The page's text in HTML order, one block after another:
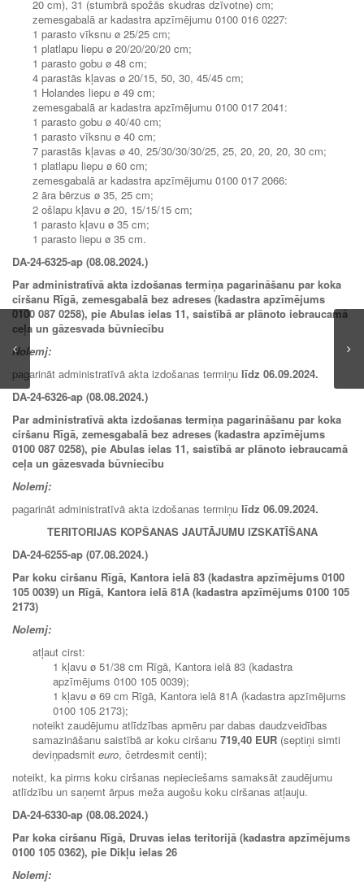
20 cm), 31 (stumbrā spožās skudras dzīvotne) cm;
zemesgabalā ar kadastra apzīmējumu 0100 016 0227:
1 parasto vīksnu ø 25/25 cm;
1 platlapu liepu ø 20/20/20/20 cm;
1 parasto gobu ø 48 cm;
4 parastās kļavas ø 20/15, 50, 30, 45/45 cm;
1 Holandes liepu ø 49 cm;
zemesgabalā ar kadastra apzīmējumu 0100 017 2041:
1 parasto gobu ø 40/40 cm;
1 parasto vīksnu ø 40 cm;
7 parastās kļavas ø 40, 25/30/30/30/25, 25, 20, 20, 20, 30 cm;
1 platlapu liepu ø 60 cm;
zemesgabalā ar kadastra apzīmējumu 0100 017 2066:
2 āra bērzus ø 35, 25 cm;
2 ošlapu kļavu ø 20, 15/15/15 cm;
1 parasto kļavu ø 35 cm;
1 parasto liepu ø 35 cm.
DA-24-6325-ap (08.08.2024.)
Par administratīvā akta izdošanas termiņa pagarināšanu par koka
ciršanu Rīgā, zemesgabalā bez adreses (kadastra apzīmējums
0100 087 0258), pie Abulas ielas 11, saistībā ar plānoto iebraucamā
ceļa un gāzesvada būvniecību
Nolemj:
pagarināt administratīvā akta izdošanas termiņu līdz 06.09.2024.
DA-24-6326-ap (08.08.2024.)
Par administratīvā akta izdošanas termiņa pagarināšanu par koka
ciršanu Rīgā, zemesgabalā bez adreses (kadastra apzīmējums
0100 087 0258), pie Abulas ielas 11, saistībā ar plānoto iebraucamā
ceļa un gāzesvada būvniecību
Nolemj:
pagarināt administratīvā akta izdošanas termiņu līdz 06.09.2024.
TERITORIJAS KOPŠANAS JAUTĀJUMU IZSKATĪŠANA
DA-24-6255-ap (07.08.2024.)
Par koku ciršanu Rīgā, Kantora ielā 83 (kadastra apzīmējums 0100
105 0039) un Rīgā, Kantora ielā 81A (kadastra apzīmējums 0100 105
2173)
Nolemj:
atļaut cirst:
1 kļavu ø 51/38 cm Rīgā, Kantora ielā 83 (kadastra
apzīmējums 0100 105 0039);
1 kļavu ø 69 cm Rīgā, Kantora ielā 81A (kadastra apzīmējums
0100 105 2173);
noteikt zaudējumu atlīdzības apmēru par dabas daudzveidības
samazināšanu saistībā ar koku ciršanu 719,40 EUR (septiņi simti
deviņpadsmit euro, četrdesmit centi);
noteikt, ka pirms koku ciršanas nepieciešams samaksāt zaudējumu
atlīdzību un saņemt ārpus meža augošu koku ciršanas atļauju.
DA-24-6330-ap (08.08.2024.)
Par koka ciršanu Rīgā, Druvas ielas teritorijā (kadastra apzīmējums
0100 105 0362), pie Dikļu ielas 26
Nolemj: